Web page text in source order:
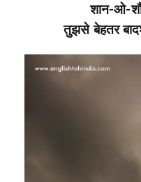
शान-ओ-
तुझसे बेहतर